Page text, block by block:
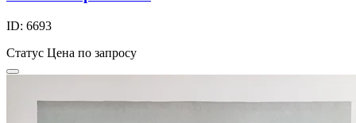
ID: 6693
Статус Цена по запросу